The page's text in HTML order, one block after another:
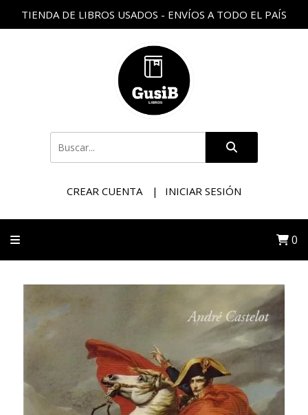
TIENDA DE LIBROS USADOS - ENVÍOS A TODO EL PAÍS
CREAR CUENTA INICIAR SESIÓN
0